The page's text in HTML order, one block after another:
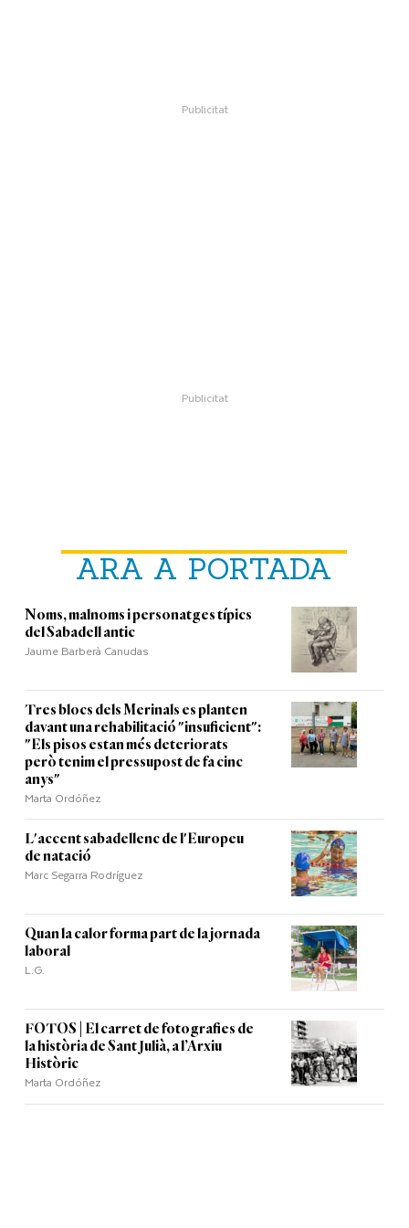
ARA A PORTADA
Noms, malnoms i personatges típics
del Sabadell antic
Jaume Barberà Canudas
Tres blocs dels Merinals es planten
davant una rehabilitació "insuficient":
"Els pisos estan més deteriorats
però tenim el pressupost de fa cinc
anys"
Marta Ordóñez
L'accent sabadellenc de l'Europeu
de natació
Marc Segarra Rodríguez
Quan la calor forma part de la jornada
laboral
L.G.
FOTOS | El carret de fotografies de
la història de Sant Julià, a l’Arxiu
Històric
Marta Ordóñez